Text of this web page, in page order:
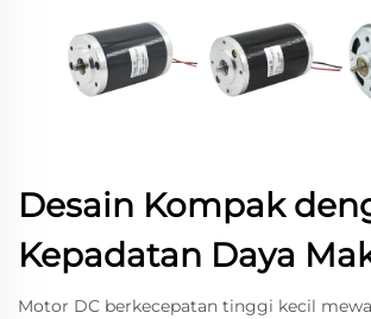
Desain Kompak
Kepadatan Daya
Motor DC berkecepatan tinggi kecil